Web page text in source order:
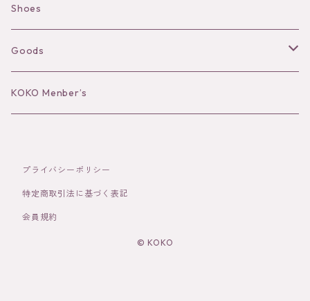
Camisole
Long sleeve
Pierce/Earring
Ear Cuff
Bracelet／Bangle
Brooch
Hair Accessories
Shoes
Goods
Hat
Socks
KOKO Menber’s
プライバシーポリシー
特定商取引法に基づく表記
会員規約
© KOKO